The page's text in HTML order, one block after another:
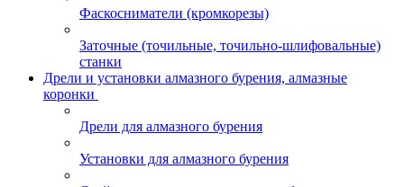
Фаскосниматели (кромкорезы)
Заточные (точильные, точильно-шлифовальные)
станки
Дрели и установки алмазного бурения, алмазные
коронки
Дрели для алмазного бурения
Установки для алмазного бурения